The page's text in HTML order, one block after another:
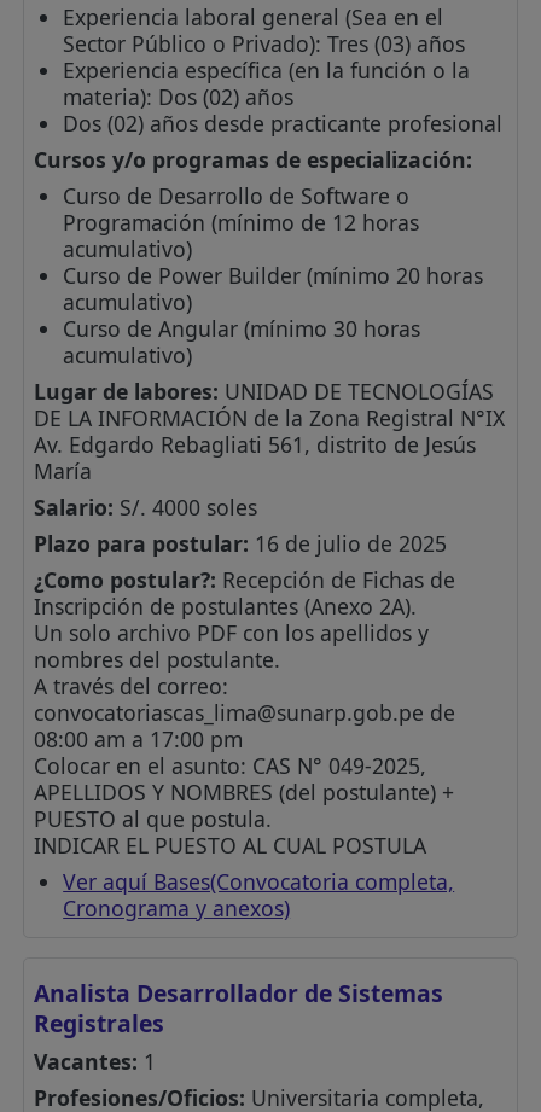
Experiencia laboral general (Sea en el
Sector Público o Privado): Tres (03) años
Experiencia específica (en la función o la
materia): Dos (02) años
Dos (02) años desde practicante profesional
Cursos y/o programas de especialización:
Curso de Desarrollo de Software o
Programación (mínimo de 12 horas
acumulativo)
Curso de Power Builder (mínimo 20 horas
acumulativo)
Curso de Angular (mínimo 30 horas
acumulativo)
Lugar de labores: UNIDAD DE TECNOLOGÍAS
DE LA INFORMACIÓN de la Zona Registral N°IX
Av. Edgardo Rebagliati 561, distrito de Jesús
María
Salario: S/. 4000 soles
Plazo para postular: 16 de julio de 2025
¿Como postular?: Recepción de Fichas de
Inscripción de postulantes (Anexo 2A).
Un solo archivo PDF con los apellidos y
nombres del postulante.
A través del correo:
convocatoriascas_lima@sunarp.gob.pe de
08:00 am a 17:00 pm
Colocar en el asunto: CAS N° 049-2025,
APELLIDOS Y NOMBRES (del postulante) +
PUESTO al que postula.
INDICAR EL PUESTO AL CUAL POSTULA
Ver aquí Bases(Convocatoria completa,
Cronograma y anexos)
Analista Desarrollador de Sistemas
Registrales
Vacantes: 1
Profesiones/Oficios: Universitaria completa,